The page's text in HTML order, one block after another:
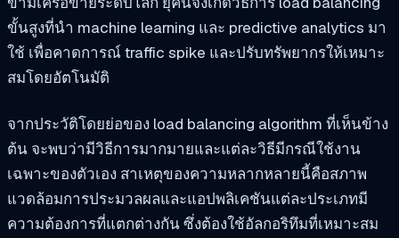
ขั้นสูงที่นำ machine learning และ predictive analytics มา
ใช้ เพื่อคาดการณ์ traffic spike และปรับทรัพยากรให้เหมาะ
สมโดยอัตโนมัติ
จากประวัติโดยย่อของ load balancing algorithm ที่เห็นข้าง
ต้น จะพบว่ามีวิธีการมากมายและแต่ละวิธีมีกรณีใช้งาน
เฉพาะของตัวเอง สาเหตุของความหลากหลายนี้คือสภาพ
แวดล้อมการประมวลผลและแอปพลิเคชันแต่ละประเภทมี
ความต้องการที่แตกต่างกัน ซึ่งต้องใช้อัลกอริทึมที่เหมาะสม